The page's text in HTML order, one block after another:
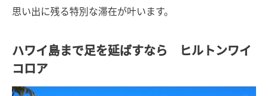
思い出に残る特別な滞在が叶います。
ハワイ島まで足を延ばすなら ヒルトンワイ
コロア